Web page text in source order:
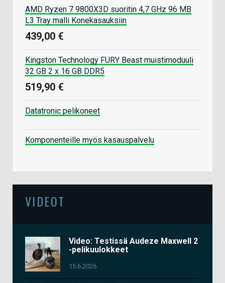
AMD Ryzen 7 9800X3D suoritin 4,7 GHz 96 MB
L3 Tray malli Konekasauksiin
439,00 €
Kingston Technology FURY Beast muistimoduuli
32 GB 2 x 16 GB DDR5
519,90 €
Datatronic pelikoneet
Komponenteille myös kasauspalvelu
VIDEOT
Video: Testissä Audeze Maxwell 2
-pelikuulokkeet
15.6.2026